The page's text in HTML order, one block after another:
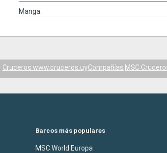
Manga:
Cruceros www.cruceros.uyCompañías MSC
Barcos más populares
MSC World Europa